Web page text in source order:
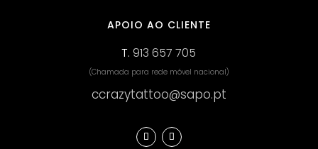
APOIO AO CLIENTE
T.913 657 705
(Chamada para rede móvel nacional)
ccrazytattoo@sapo.pt